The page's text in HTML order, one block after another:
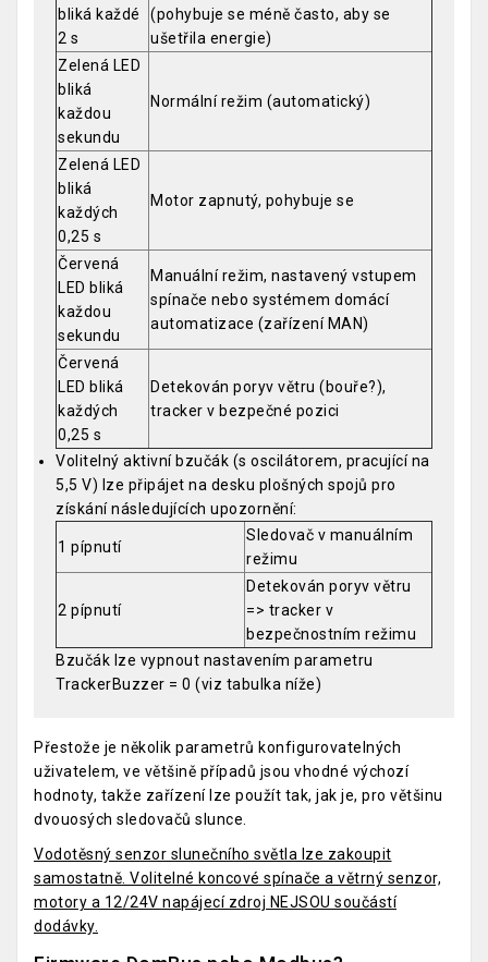
bliká každé
2 s
(pohybuje se méně často, aby se
ušetřila energie)
Zelená LED
bliká
každou
sekundu
Normální režim (automatický)
Zelená LED
bliká
každých
0,25 s
Motor zapnutý, pohybuje se
Červená
LED bliká
každou
sekundu
Manuální režim, nastavený vstupem
spínače nebo systémem domácí
automatizace (zařízení MAN)
Červená
LED bliká
každých
0,25 s
Detekován poryv větru (bouře?),
tracker v bezpečné pozici
Volitelný aktivní bzučák (s oscilátorem, pracující na
5,5 V) lze připájet na desku plošných spojů pro
získání následujících upozornění:
1 pípnutí
Sledovač v manuálním
režimu
2 pípnutí
Detekován poryv větru
=> tracker v
bezpečnostním režimu
Bzučák lze vypnout nastavením parametru
TrackerBuzzer = 0 (viz tabulka níže)
Přestože je několik parametrů konfigurovatelných
uživatelem, ve většině případů jsou vhodné výchozí
hodnoty, takže zařízení lze použít tak, jak je, pro většinu
dvouosých sledovačů slunce.
Vodotěsný senzor slunečního světla lze zakoupit
samostatně. Volitelné koncové spínače a větrný senzor,
motory a 12/24V napájecí zdroj NEJSOU součástí
dodávky.